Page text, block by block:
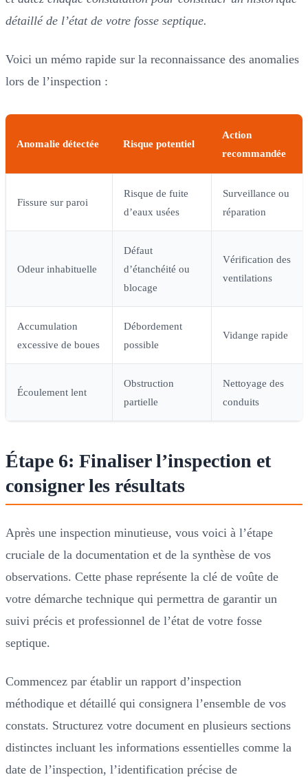
détaillé de l’état de votre fosse septique.
Voici un mémo rapide sur la reconnaissance des anomalies
lors de l’inspection :
Anomalie détectée Risque potentiel
Action
recommandée
Fissure sur paroi
Risque de fuite
d’eaux usées
Surveillance ou
réparation
Odeur inhabituelle
Défaut
d’étanchéité ou
blocage
Vérification des
ventilations
Accumulation
excessive de boues
Débordement
possible
Vidange rapide
Écoulement lent
Obstruction
partielle
Nettoyage des
conduits
Étape 6: Finaliser l’inspection et
consigner les résultats
Après une inspection minutieuse, vous voici à l’étape
cruciale de la documentation et de la synthèse de vos
observations. Cette phase représente la clé de voûte de
votre démarche technique qui permettra de garantir un
suivi précis et professionnel de l’état de votre fosse
septique.
Commencez par établir un rapport d’inspection
méthodique et détaillé qui consignera l’ensemble de vos
constats. Structurez votre document en plusieurs sections
distinctes incluant les informations essentielles comme la
date de l’inspection, l’identification précise de